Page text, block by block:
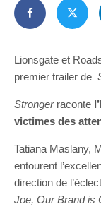
Lionsgate et
premier trailer de
Strongerraconte
victimes des
Tatiana Maslany,
entourent
direction de
Joe, Our Brand is